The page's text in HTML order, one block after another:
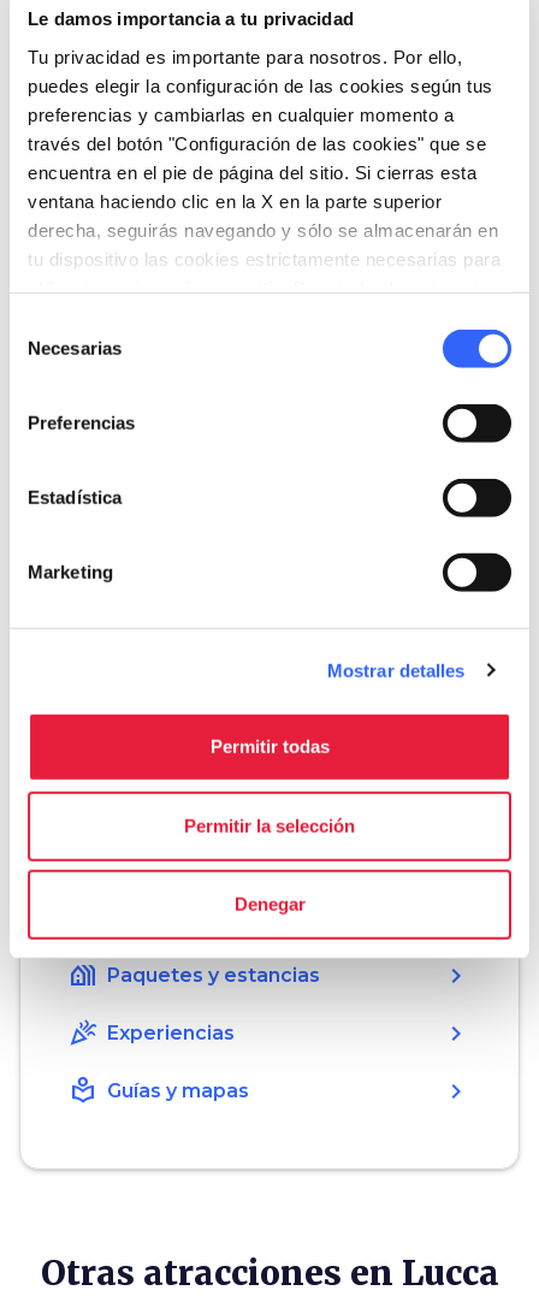
Le damos importancia a tu privacidad
Tu privacidad es importante para nosotros. Por ello,
puedes elegir la configuración de las cookies según tus
preferencias y cambiarlas en cualquier momento a
través del botón "Configuración de las cookies" que se
encuentra en el pie de página del sitio. Si cierras esta
ventana haciendo clic en la X en la parte superior
derecha, seguirás navegando y sólo se almacenarán en
tu dispositivo las cookies estrictamente necesarias para
Necesarias
Preferencias
Estadística
Marketing
Mostrar detalles
Permitir todas
Permitir la selección
Denegar
artístico e histórico, con su futuro, debido a las
actividades de formación de la Escuela de
Estudios Avanzados del IMT.
Informaciones
Piazza S.Francesco, 35, 55100 Lucca LU,
Organiza
Dónde dormir (en inglés)
holiday_village Paquetes y estancias chevron_right
celebration Experiencias chevron_right
local_library Guías y mapas chevron_right
Otras atracciones en Lucca